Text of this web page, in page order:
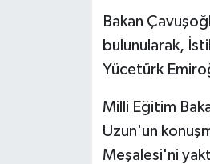
Bakan
bulunularak,
Yücetürk
Milli Eğitim
Uzun'un
Meşalesi'ni